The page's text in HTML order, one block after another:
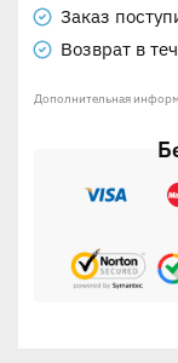
Заказ
Возврат в
Дополнительная